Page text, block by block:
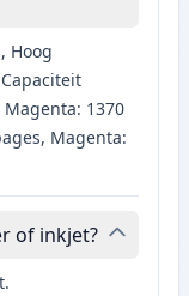
Hoog
Magenta: 1370
Magenta:
of inkjet?